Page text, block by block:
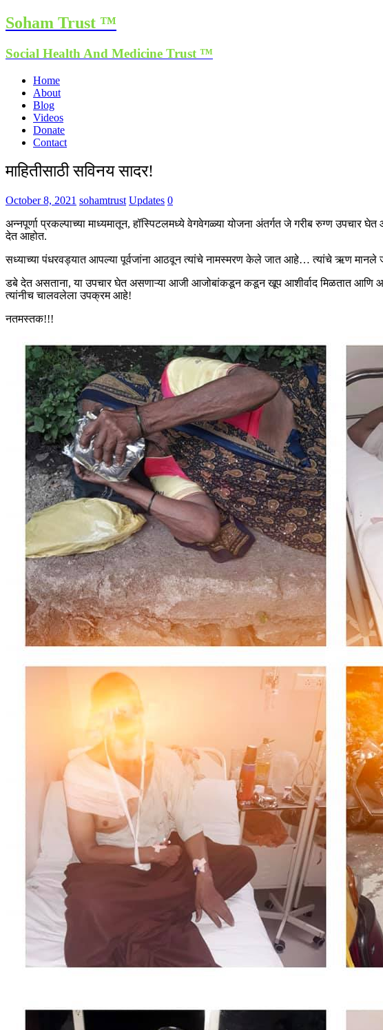
Soham Trust ™
Social Health And Medicine Trust ™
Home
About
Blog
Videos
Donate
Contact
माहितीसाठी सविनय सादर!
October 8, 2021 sohamtrust Updates 0
अन्नपूर्णा प्रकल्पाच्या माध्यमातून, हॉस्पिटलमध्ये वेगवेगळ्या योजना अंतर्गत जे गरीब रुग्ण उपचार
देत आहोत.
सध्याच्या पंधरवड्यात आपल्या पूर्वजांना आठवून त्यांचे नामस्मरण केले जात आहे… त्यांचे ऋण
डबे देत असताना, या उपचार घेत असणाऱ्या आजी आजोबांकडून कडून खूप आशीर्वाद मिळतात आणि
त्यांनीच चालवलेला उपक्रम आहे!
नतमस्तक!!!